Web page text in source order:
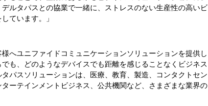
ルタパスとの協業で一緒に、ストレスのない生産性の高いビ
ています。」
へユニファイドコミュニケーションソリューションを提供し
も、どのようなデバイスでも距離を感じることなくビジネス
パスソリューションは、医療、教育、製造、コンタクトセン
ーテインメントビジネス、公共機関など、さまざまな業界の